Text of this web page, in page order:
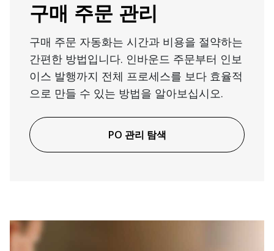
구매 주문 관리
구매 주문 자동화는 시간과 비용을 절약하는
간편한 방법입니다. 인바운드 주문부터 인보
이스 발행까지 전체 프로세스를 보다 효율적
으로 만들 수 있는 방법을 알아보십시오.
PO 관리 탐색